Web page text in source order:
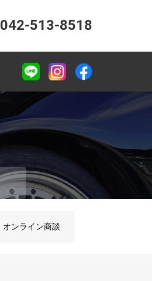
042-513-8518
オンライン商談